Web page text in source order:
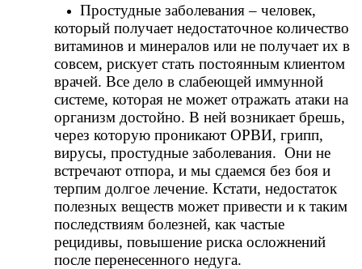
Простудные заболевания – человек,
который получает недостаточное количество
витаминов и минералов или не получает их в
совсем, рискует стать постоянным клиентом
врачей. Все дело в слабеющей иммунной
системе, которая не может отражать атаки на
организм достойно. В ней возникает брешь,
через которую проникают ОРВИ, грипп,
вирусы, простудные заболевания.  Они не
встречают отпора, и мы сдаемся без боя и
терпим долгое лечение. Кстати, недостаток
полезных веществ может привести и к таким
последствиям болезней, как частые
рецидивы, повышение риска осложнений
после перенесенного недуга.